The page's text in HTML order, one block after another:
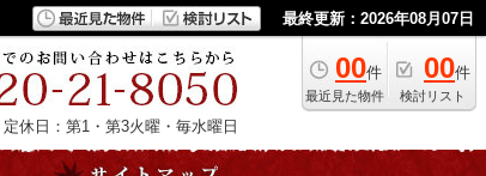
最終更新：2026年08月07日
00件
最近見た物件
00件
検討リスト
定休日：第1・第3火曜・毎水曜日